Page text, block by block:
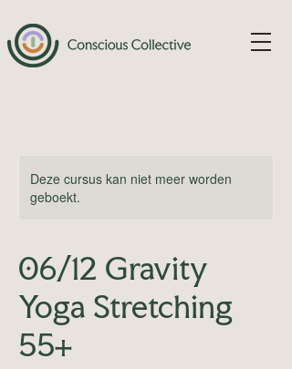
Deze cursus kan niet meer worden
geboekt.
06/12 Gravity
Yoga Stretching
55+